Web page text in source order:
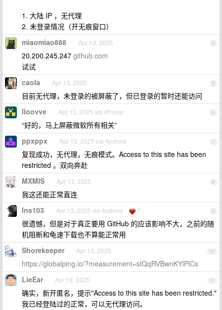
1. 大陆 IP ，无代理
2. 未登录情况（开无痕窗口）
4
miaomiao888 Apr 13, 2025
20.200.245.247 github.com
试试
5
caola Apr 13, 2025
目前无代理，未登录的被屏蔽了，但已登录的暂时还能访问
6
lloovve Apr 13, 2025 via iPhone
“好的，马上屏蔽微软所有相关”
7
ppxppx Apr 13, 2025 via Android
复现成功，无代理，无痕模式。Access to this site has been
restricted 。双向奔赴
8
MXMIS Apr 13, 2025
我这还能正常直连
9
lns103 Apr 13, 2025 via Android 1
很遗憾，但是对于真正要用 GitHub 的应该影响不大，之前的随
机阻断和龟速下载也不算能正常用
10
Shorekeeper Apr 13, 2025
https://globalping.io/?measurement=stQqRVBwnKYlPlCs
11
LieEar Apr 13, 2025
确实，新开匿名，提示"Access to this site has been restricted."
我已经登陆过的正常，可以无代理访问。